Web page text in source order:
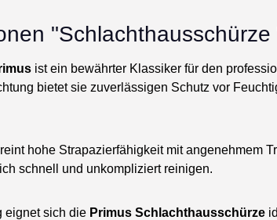
ist ein bewährter Klassiker für den
bietet sie zuverlässigen Schutz vor
hohe Strapazierfähigkeit mit angenehmem
schnell und unkompliziert reinigen.
eignet sich die Primus Schlachthausschürze